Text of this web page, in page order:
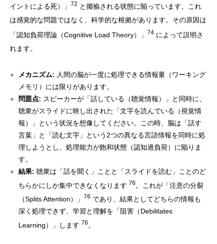
イントによる死）」
72 と揶揄される状態に陥っています。これ
は感覚的な問題ではなく、科学的な根拠があります。その原因は
「認知負荷理論（Cognitive Load Theory）」
74 によって説明さ
れます。
メカニズム: 人間の脳が一度に処理できる情報量（ワーキング
メモリ）には限りがあります。
問題点: スピーカーが「話している（聴覚情報）」と同時に、
聴衆がスライドに映し出された「文字を読んでいる（視覚情
報）」という状況を想像してください。この時、脳は「話す
言葉」と「読む文字」という2つの異なる言語情報を同時に処
理しようとし、処理能力が飽和状態（認知過負荷）に陥りま
す。
結果: 聴衆は「話を聞く」ことと「スライドを読む」ことのど
ちらかにしか集中できなくなります 76 。これが「注意の分裂
（Splits Attention）」
76 であり、結果としてどちらの情報も
深く処理できず、学習と理解を「阻害（Debilitates
Learning）」します 76 。